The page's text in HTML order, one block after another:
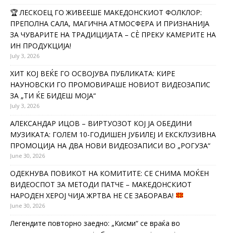
🏆 ЛЕСКОЕЦ ГО ЖИВЕЕШЕ МАКЕДОНСКИОТ ФОЛКЛОР:
ПРЕПОЛНА САЛА, МАГИЧНА АТМОСФЕРА И ПРИЗНАНИЈА
ЗА ЧУВАРИТЕ НА ТРАДИЦИЈАТА – СÈ ПРЕКУ КАМЕРИТЕ НА
ИН ПРОДУКЦИЈА!
July 3, 2026
ХИТ КОЈ ВЕЌЕ ГО ОСВОЈУВА ПУБЛИКАТА: КИРЕ
НАУНОВСКИ ГО ПРОМОВИРАШЕ НОВИОТ ВИДЕОЗАПИС
ЗА „ТИ ЌЕ БИДЕШ МОЈА“
July 3, 2026
АЛЕКСАНДАР ИЦОВ – ВИРТУОЗОТ КОЈ ЈА ОБЕДИНИ
МУЗИКАТА: ГОЛЕМ 10-ГОДИШЕН ЈУБИЛЕЈ И ЕКСКЛУЗИВНА
ПРОМОЦИЈА НА ДВА НОВИ ВИДЕОЗАПИСИ ВО „РОГУЗА“
June 30, 2026
ОДЕКНУВА ПОВИКОТ НА КОМИТИТЕ: СЕ СНИМА МОЌЕН
ВИДЕОСПОТ ЗА МЕТОДИ ПАТЧЕ – МАКЕДОНСКИОТ
НАРОДЕН ХЕРОЈ ЧИЈА ЖРТВА НЕ СЕ ЗАБОРАВА!
June 30, 2026
Легендите повторно заедно: „Кисми“ се враќа во